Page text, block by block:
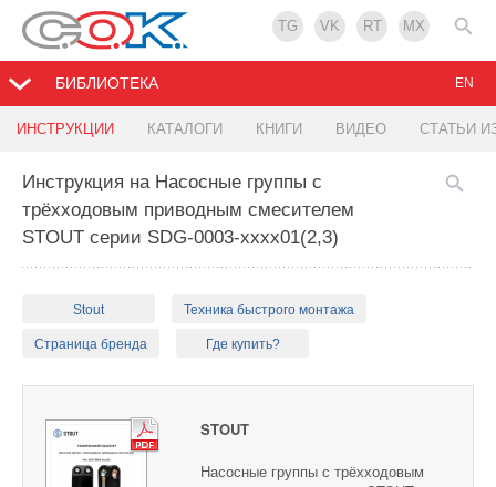
TG VK RT MX
БИБЛИОТЕКА
ИНСТРУКЦИИ КАТАЛОГИ КНИГИ ВИДЕО СТАТЬИ
EN
Инструкция на Насосные группы с
трёхходовым приводным смесителем
STOUT серии SDG-0003-хххх01(2,3)
Stout Техника быстрого монтажа
Страница бренда Где купить?
STOUT
Насосные группы с трёхходовым